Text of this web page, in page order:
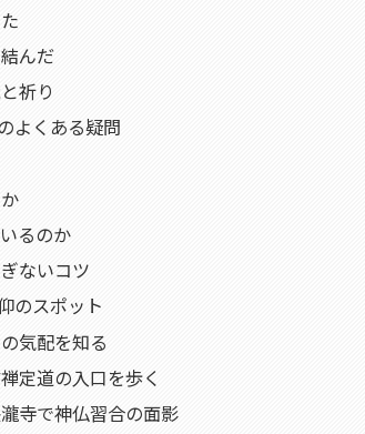
んだ
祈り
よくある疑問
るのか
ないコツ
のスポット
気配を知る
定道の入口を歩く
寺で神仏習合の面影